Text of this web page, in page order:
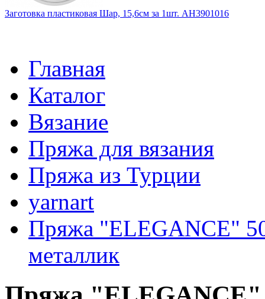
Заготовка пластиковая Шар, 15,6см за 1шт. АН3901016
Главная
Каталог
Вязание
Пряжа для вязания
Пряжа из Турции
yarnart
Пряжа "ELEGANCE"
металлик